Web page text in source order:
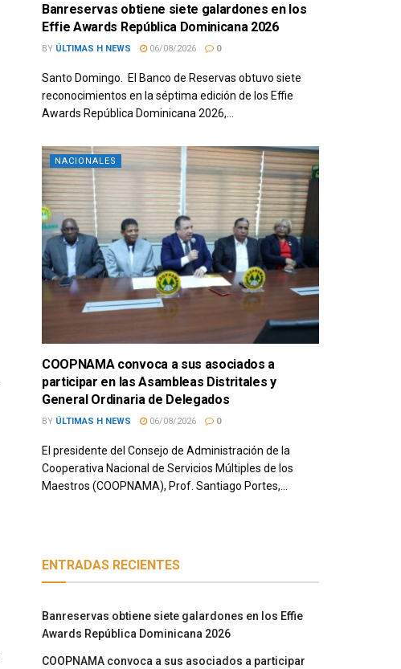
Banreservas obtiene siete galardones en los
Effie Awards República Dominicana 2026
BY ÚLTIMAS H NEWS 06/08/2026 0
Santo Domingo. El Banco de Reservas obtuvo siete
reconocimientos en la séptima edición de los Effie
Awards República Dominicana 2026,...
NACIONALES
COOPNAMA convoca a sus asociados a
participar en las Asambleas Distritales y
General Ordinaria de Delegados
BY ÚLTIMAS H NEWS 06/08/2026 0
El presidente del Consejo de Administración de la
Cooperativa Nacional de Servicios Múltiples de los
Maestros (COOPNAMA), Prof. Santiago Portes,...
ENTRADAS RECIENTES
Banreservas obtiene siete galardones en los Effie
Awards República Dominicana 2026
COOPNAMA convoca a sus asociados a participar